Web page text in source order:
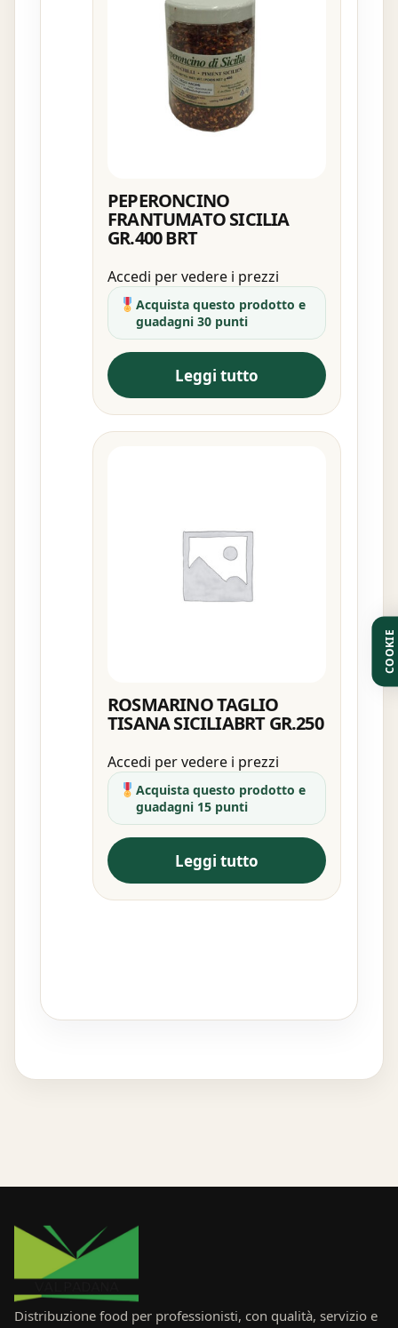
PEPERONCINO
FRANTUMATO SICILIA
GR.400 BRT
Accedi per vedere i prezzi
Acquista questo prodotto e
guadagni 30 punti
Leggi tutto
ROSMARINO TAGLIO
TISANA SICILIABRT GR.250
Accedi per vedere i prezzi
Acquista questo prodotto e
guadagni 15 punti
Leggi tutto
Distribuzione food per professionisti, con qualità, servizio e
COOKIE